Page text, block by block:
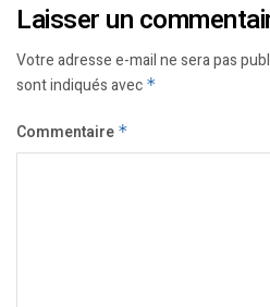
Laisser un
Votre adresse e-mail ne sera pas
sont indiqués avec *
Commentaire *